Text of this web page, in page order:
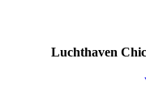
Luchthaven